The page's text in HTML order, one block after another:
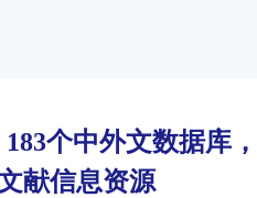
个中外文数据库
献信息资源